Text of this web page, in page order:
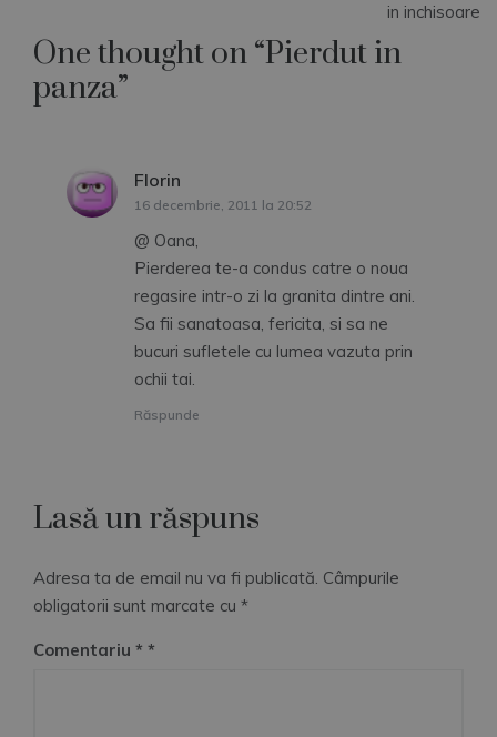
articole
in inchisoare
One thought on “Pierdut in
panza”
Florin
16 decembrie, 2011 la 20:52
@ Oana,
Pierderea te-a condus catre o noua
regasire intr-o zi la granita dintre ani.
Sa fii sanatoasa, fericita, si sa ne
bucuri sufletele cu lumea vazuta prin
ochii tai.
Răspunde
Lasă un răspuns
Adresa ta de email nu va fi publicată. Câmpurile
obligatorii sunt marcate cu *
Comentariu *